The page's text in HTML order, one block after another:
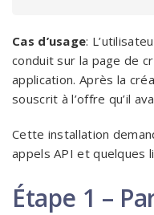
Cas d’usage:
conduit sur la page de
application. Après la
souscrit à l’offre qu’il
Cette installation
appels API et quelques
Étape 1 –